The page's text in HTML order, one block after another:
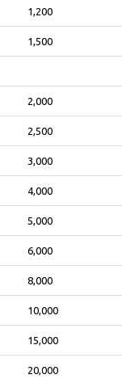
1,200
1,500
2,000
2,500
3,000
4,000
5,000
6,000
8,000
10,000
15,000
20,000